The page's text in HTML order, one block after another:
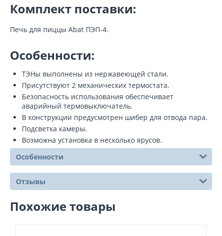
Комплект поставки:
Печь для пиццы Abat ПЭП-4.
Особенности:
ТЭНы выполнены из нержавеющей стали.
Присутствуют 2 механических термостата.
Безопасность использования обеспечивает
аварийный термовыключатель.
В конструкции предусмотрен шибер для отвода пара.
Подсветка камеры.
Возможна установка в несколько ярусов.
Особенности
Отзывы
Похожие товары